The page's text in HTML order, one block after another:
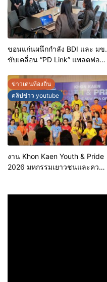
ขอนแก่นผนึกกำลัง BDI และ มข.
ขับเคลื่อน “PD Link” แพลตฟอร์ม
บริหารงานบนฐานข้อมูลที่
แม่นยำและยั่งยืน
ข่าวเด่นท้องถิ่น
คลิปข่าว youtube
งาน Khon Kaen Youth & Pride
2026 มหกรรมเยาวชนและความ